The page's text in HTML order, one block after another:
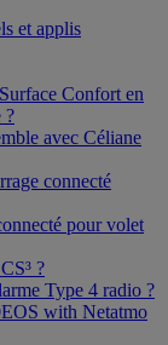
et applis
Confort en
?
avec Céliane
connecté
pour volet
?
Type 4 radio ?
with Netatmo